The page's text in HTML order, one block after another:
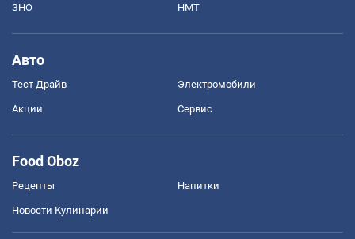
ЗНО НМТ
Авто
Тест Драйв Электромобили
Акции Сервис
Food Oboz
Рецепты Напитки
Новости Кулинарии